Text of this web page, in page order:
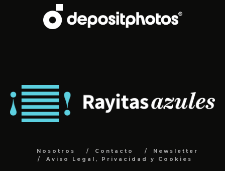
Nosotros Contacto
Newsletter
Aviso Legal, Privacidad y Cookies